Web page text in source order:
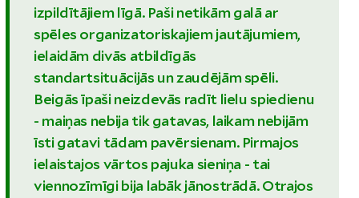
izpildītājiem līgā. Paši netikām galā ar
spēles organizatoriskajiem jautājumiem,
ielaidām divās atbildīgās
standartsituācijās un zaudējām spēli.
Beigās īpaši neizdevās radīt lielu spiedienu
- maiņas nebija tik gatavas, laikam nebijām
īsti gatavi tādam pavērsienam. Pirmajos
ielaistajos vārtos pajuka sieniņa - tai
viennozīmīgi bija labāk jānostrādā. Otrajos